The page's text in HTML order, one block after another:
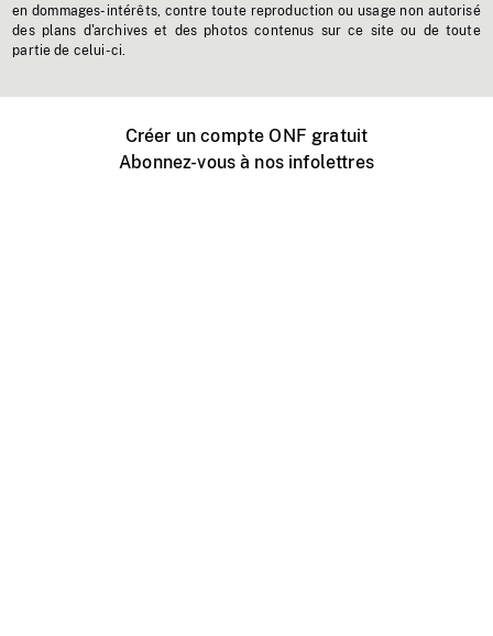
en dommages-intérêts, contre toute reproduction ou usage non autorisé
des plans d'archives et des photos contenus sur ce site ou de toute
partie de celui-ci.
Créer un compte ONF gratuit
Abonnez-vous à nos infolettres